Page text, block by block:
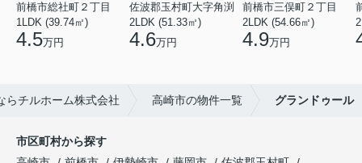
前橋市総社町２丁目
1LDK (39.74㎡)
4.5万円
佐波郡玉村町大字角渕
2LDK (51.33㎡)
4.6万円
前橋市三俣町２丁目
2LDK (54.66㎡)
4.9万円
らチルホーム株式会社 高崎市の物件一覧 グランドゥール
市区町村から探す